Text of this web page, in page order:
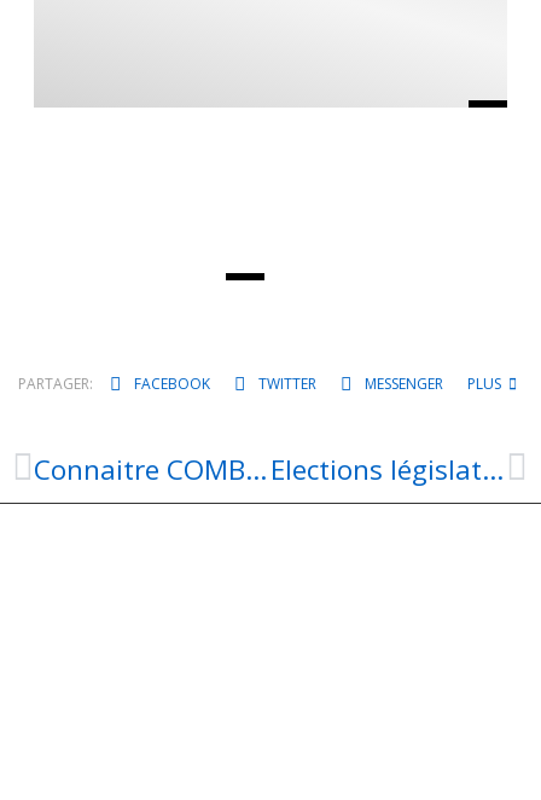
PARTAGER: FACEBOOK TWITTER MESSENGER PLUS
Connaitre COMBES et son histoire Elections législatives 2024 : 2eme Tour le dimanche 7 juillet 2024